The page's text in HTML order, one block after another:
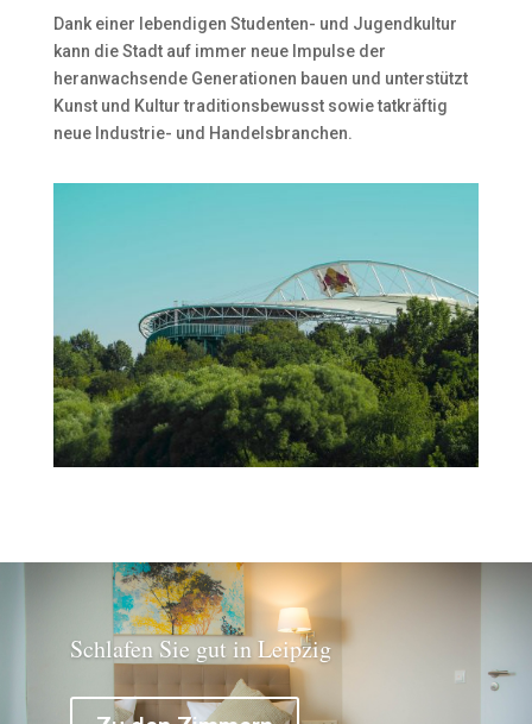
Dank einer lebendigen Studenten- und Jugendkultur
kann die Stadt auf immer neue Impulse der
heranwachsende Generationen bauen und unterstützt
Kunst und Kultur traditionsbewusst sowie tatkräftig
neue Industrie- und Handelsbranchen.
Schlafen Sie gut in Leipzig